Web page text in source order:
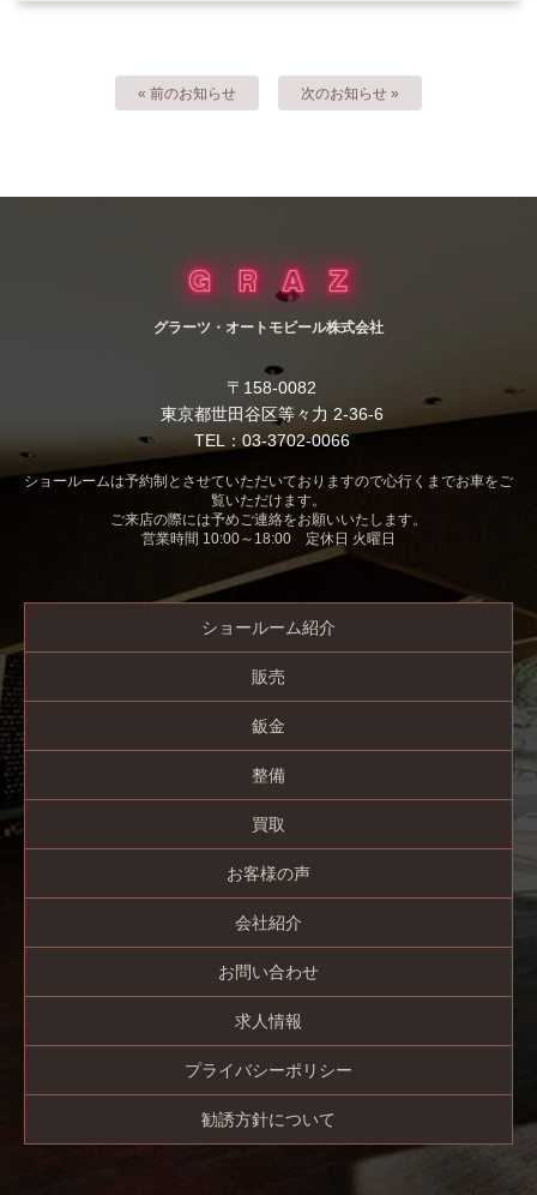
« 前のお知らせ 次のお知らせ »
グラーツ・オートモビール株式会社
〒158-0082
東京都世田谷区等々力 2-36-6
TEL：03-3702-0066
ショールームは予約制とさせていただいておりますので心行くまでお車をご
覧いただけます。
ご来店の際には予めご連絡をお願いいたします。
営業時間 10:00～18:00 定休日 火曜日
ショールーム紹介
販売
鈑金
整備
買取
お客様の声
会社紹介
お問い合わせ
求人情報
プライバシーポリシー
勧誘方針について